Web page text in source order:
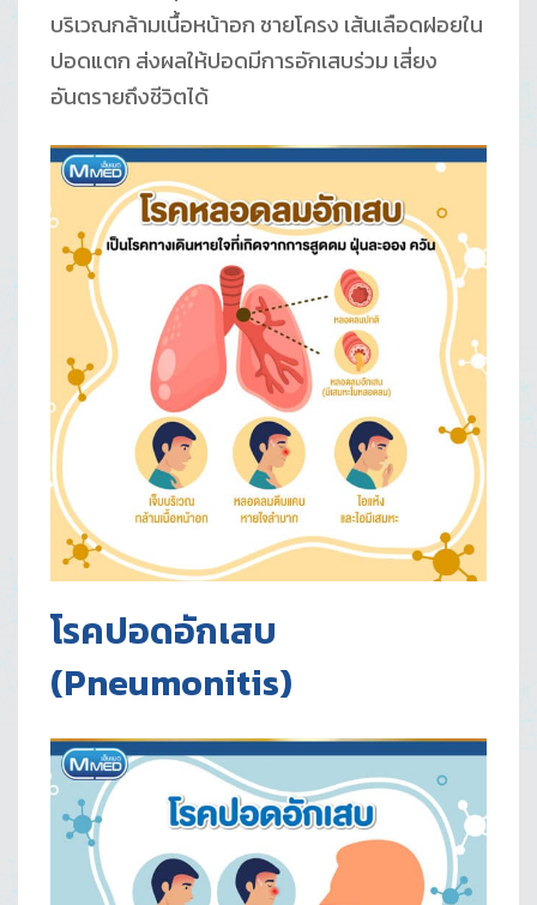
บริเวณกล้ามเนื้อหน้าอก ชายโครง เส้นเลือดฝอยใน
ปอดแตก ส่งผลให้ปอดมีการอักเสบร่วม เสี่ยง
อันตรายถึงชีวิตได้
โรคปอดอักเสบ
(Pneumonitis)